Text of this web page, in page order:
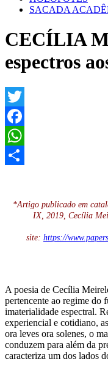
SACADA
CECÍLIA
espectros
Twitter
Facebook
WhatsApp
*Artigo publicado em
IX, 2019, Cecília
site: https://
A poesia de Cecília
pertencente ao regime do
imaterialidade espectral.
experiencial e cotidiano,
ora leves ora solenes, o
conduzem para além da
caracteriza um dos lados